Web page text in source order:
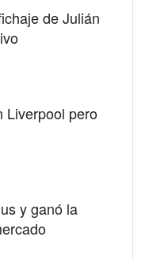
de Julián
Liverpool pero
y ganó la